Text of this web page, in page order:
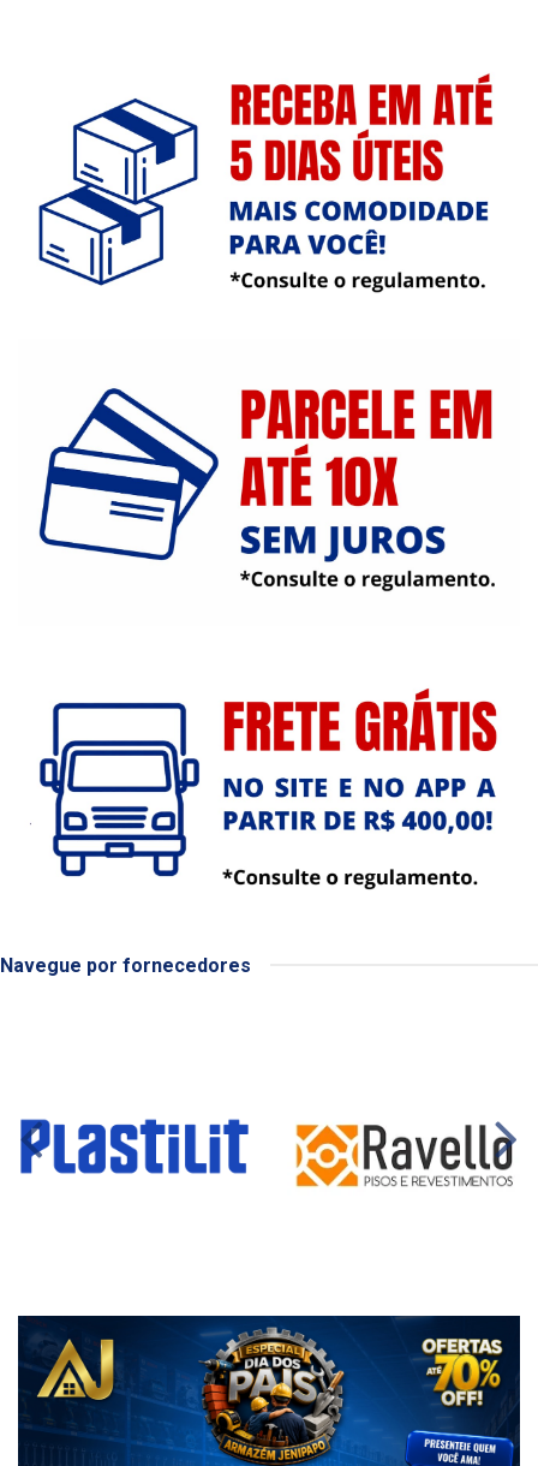
Navegue por fornecedores